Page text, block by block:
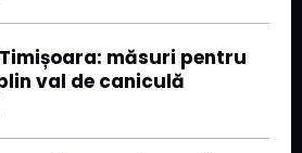
măsuri pentru
val de caniculă